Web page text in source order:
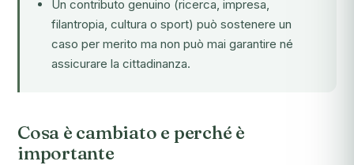
Un contributo genuino (ricerca, impresa,
filantropia, cultura o sport) può sostenere un
caso per merito ma non può mai garantire né
assicurare la cittadinanza.
Cosa è cambiato e perché è
importante